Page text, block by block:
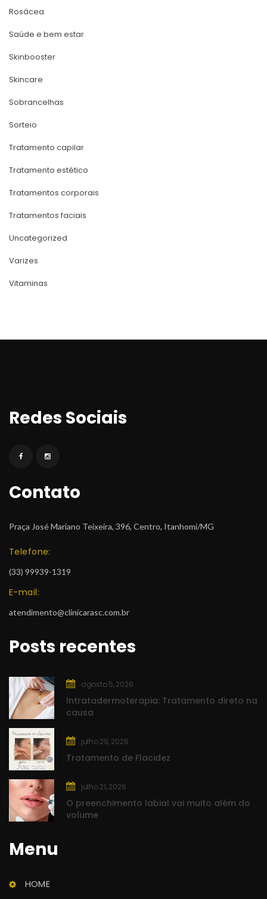
Rosácea
Saúde e bem estar
Skinbooster
Skincare
Sobrancelha
Sorteio
Tratamento capilar
Tratamento estético
Tratamentos corporai
Tratamentos faciai
Uncategorized
Varize
Vitamina
Redes Sociai
Contato
Praça José Mariano Teixeira, 396, Centro, Itanhomi/MG
Telefone:
(33) 99939-1319
E-mail:
atendimento@clinicarasc.com.br
Posts recente
agosto 5, 2026
Intratadermoterapia: Tratamento direto na
causa
julho 29, 2026
Tratamento de Flacidez
julho 21, 2026
O preenchimento labial vai muito além do
volume
Menu
HOME